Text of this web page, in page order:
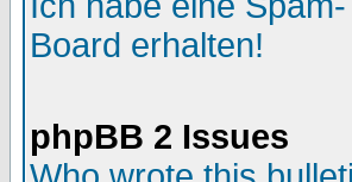
Board erhalten!
phpBB 2 Issues